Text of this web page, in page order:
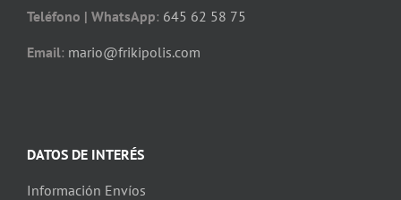
Teléfono | WhatsApp: 645 62 58 75
Email: mario@frikipolis.com
DATOS DE INTERÉS
Información Envíos